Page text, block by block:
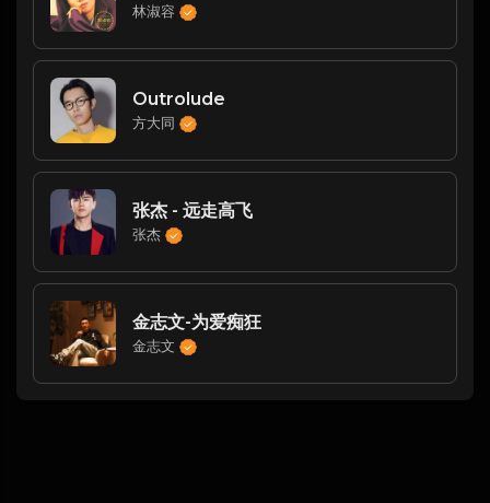
林淑容
Outrolude
方大同
张杰 - 远走高飞
张杰
金志文-为爱痴狂
金志文